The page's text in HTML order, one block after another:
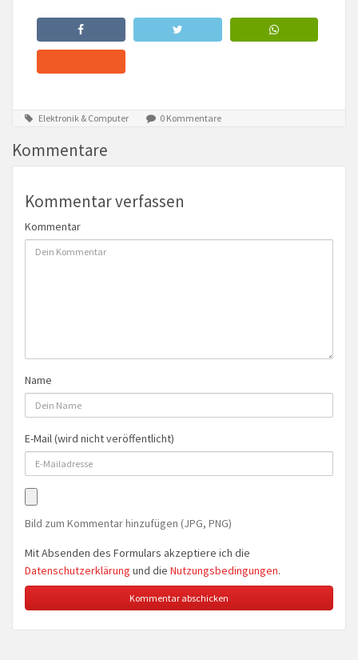
Elektronik & Computer 0 Kommentare
Kommentare
Kommentar verfassen
Kommentar
Name
E-Mail (wird nicht veröffentlicht)
Bild zum Kommentar hinzufügen (JPG, PNG)
Mit Absenden des Formulars akzeptiere ich die
Datenschutzerklärung und die Nutzungsbedingungen.